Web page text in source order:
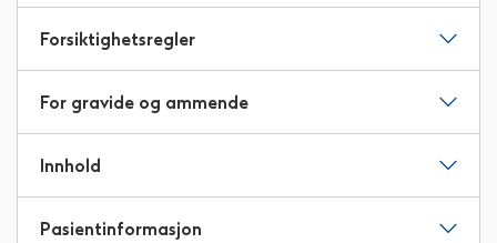
Forsiktighetsregler
For gravide og ammende
Innhold
Pasientinformasjon